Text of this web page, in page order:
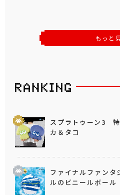
もっと
スプラトゥーン3
カ＆タコ
ファイナルファン
ルのビニールボール